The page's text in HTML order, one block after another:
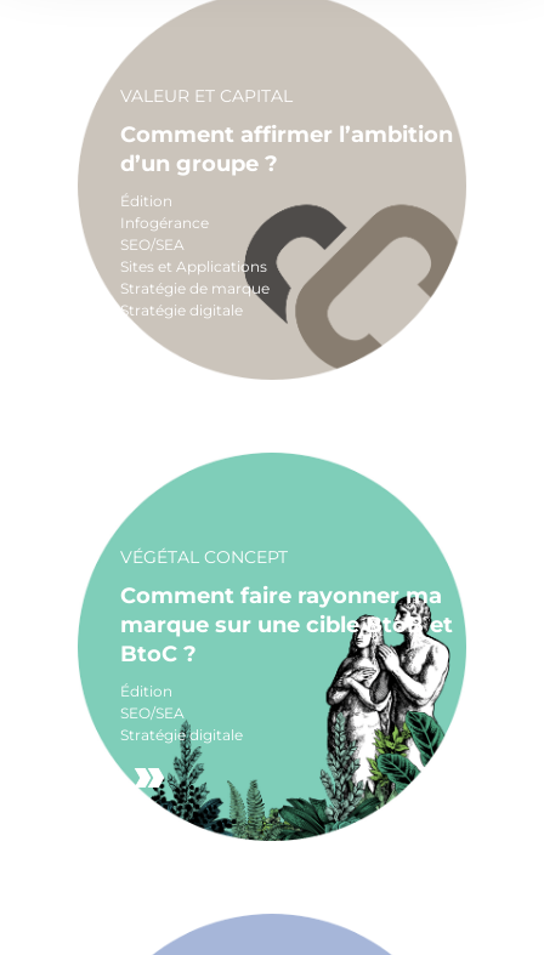
VALEUR ET CAPITAL
Comment affirmer l’ambition
d’un groupe ?
Édition
Infogérance
SEO/SEA
Sites et Applications
Stratégie de marque
Stratégie digitale
VÉGÉTAL CONCEPT
Comment faire rayonner ma
marque sur une cible BtoB et
BtoC ?
Édition
SEO/SEA
Stratégie digitale